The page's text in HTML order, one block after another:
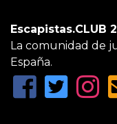
Escapistas.CLUB
La comunidad de
España.